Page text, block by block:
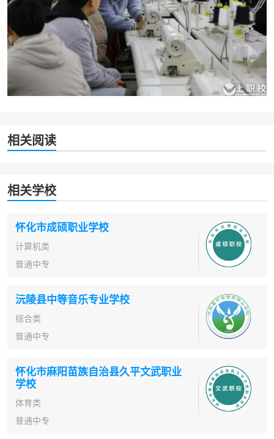
相关阅读
相关学校
怀化市成硕职业学校
计算机类
普通中专
沅陵县中等音乐专业学校
综合类
普通中专
怀化市麻阳苗族自治县久平文武职业
学校
体育类
普通中专